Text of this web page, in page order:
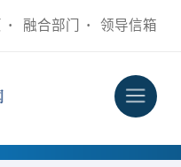
· 融合部门 · 领导信箱